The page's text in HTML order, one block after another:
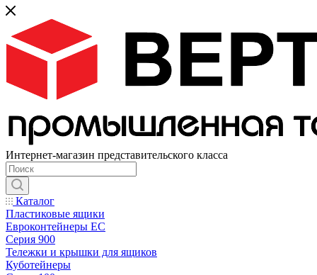
Интернет-магазин представительского класса
Каталог
Пластиковые ящики
Евроконтейнеры ЕС
Серия 900
Тележки и крышки для ящиков
Куботейнеры